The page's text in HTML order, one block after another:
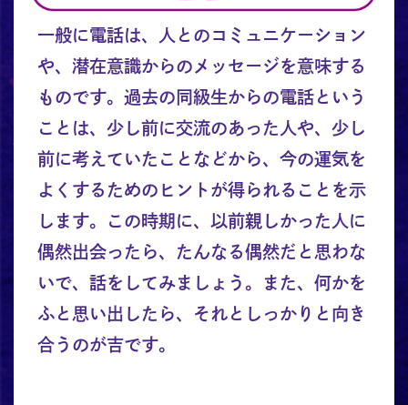
一般に電話は、人とのコミュニケーション
や、潜在意識からのメッセージを意味する
ものです。過去の同級生からの電話という
ことは、少し前に交流のあった人や、少し
前に考えていたことなどから、今の運気を
よくするためのヒントが得られることを示
します。この時期に、以前親しかった人に
偶然出会ったら、たんなる偶然だと思わな
いで、話をしてみましょう。また、何かを
ふと思い出したら、それとしっかりと向き
合うのが吉です。